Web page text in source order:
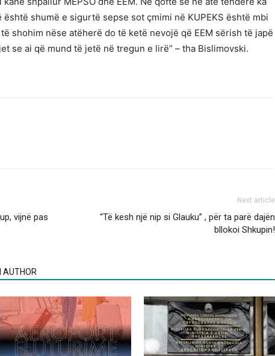
shumë e sigurtë sepse sot çmimi në KUPEKS është mbi
shohim nëse atëherë do të ketë nevojë që EEM sërish të japë
se ai që mund të jetë në tregun e lirë” – tha Bislimovski.
vijnë pas
Next article
“Të kesh një nip si Glauku” , për ta parë dajën
bllokoi Shkupin!
AUTHOR